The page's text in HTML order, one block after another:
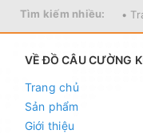
Tìm kiếm nhiều: •
VỀ ĐỒ CÂU CƯỜNG
Trang chủ
Sản phẩm
Giới thiệu